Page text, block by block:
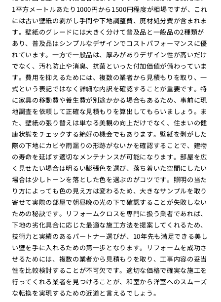
1平方メートルあたり1000円から1500円程度が相場ですが、これ
には古い壁紙の剥がし手間や下地調整費、廃材処分費が含まれま
す。壁紙のグレードには大きく分けて普及品と一般品の2種類が
あり、普及品はシンプルなデザインでコストパフォーマンスに優
れています。一方で一般品は、厚みがありデザイン性が高いだけ
でなく、汚れ防止や消臭、抗菌といった付加価値が備わっていま
す。費用を抑えるためには、複数の業者から見積もりを取り、一
式という表記ではなく詳細な内訳を確認することが重要です。特
に家具の移動費や養生費が別途かかる場合もあるため、事前に現
地調査を依頼して正確な見積もりを算出してもらいましょう。ま
た、壁紙の張り替えは単なる美観の向上だけでなく、住まいの健
康状態をチェックする絶好の機会でもあります。壁紙を剥がした
際の下地にカビや雨漏りの形跡がないかを確認することで、建物
の寿命を延ばす適切なメンテナンスが可能になります。部屋を広
く見せたい場合は明るい膨張色を選び、落ち着いた空間にしたい
場合は少しトーンを落とした色を選ぶのがコツです。照明の当た
り方によっても色の見え方は変わるため、大きなサンプルを取り
寄せて実際の部屋で朝昼晩の光の下で確認することが失敗しない
ための秘訣です。リフォームクロスを専門に扱う業者であれば、
下地の劣化具合に応じた最適な施工方法を提案してくれるため、
技術力と実績のあるパートナー選びが、10年先も満足できる美し
い壁を手に入れるための第一歩となります。リフォームを成功さ
せるためには、複数の業者から見積もりを取り、工事内容の妥当
性を比較検討することが不可欠です。適切な価格で確実な施工を
行ってくれる業者を見つけることが、和室から洋室へのスムーズ
な転換を実現するための近道と言えるでしょう。